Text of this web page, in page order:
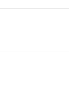
востребована